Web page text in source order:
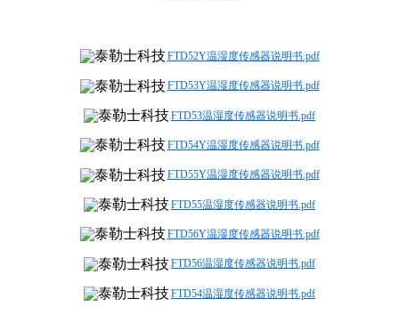
FTD52Y温湿度传感器说明书.pdf
FTD53Y温湿度传感器说明书.pdf
FTD53温湿度传感器说明书.pdf
FTD54Y温湿度传感器说明书.pdf
FTD55Y温湿度传感器说明书.pdf
FTD55温湿度传感器说明书.pdf
FTD56Y温湿度传感器说明书.pdf
FTD56温湿度传感器说明书.pdf
FTD54温湿度传感器说明书.pdf